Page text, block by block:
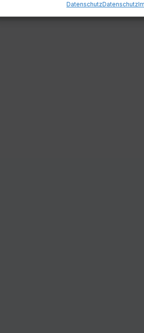
DatenschutzDatenschutz